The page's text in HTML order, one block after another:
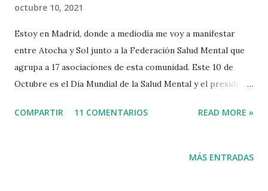
octubre 10, 2021
Estoy en Madrid, donde a mediodía me voy a manifestar
entre Atocha y Sol junto a la Federación Salud Mental que
agrupa a 17 asociaciones de esta comunidad. Este 10 de
Octubre es el Día Mundial de la Salud Mental y el presidente
medalla con un Plan de Acción en el que promete una
problema que España tiene desde que en los años 80 se
COMPARTIR 11 COMENTARIOS READ MORE »
MÁS ENTRADAS